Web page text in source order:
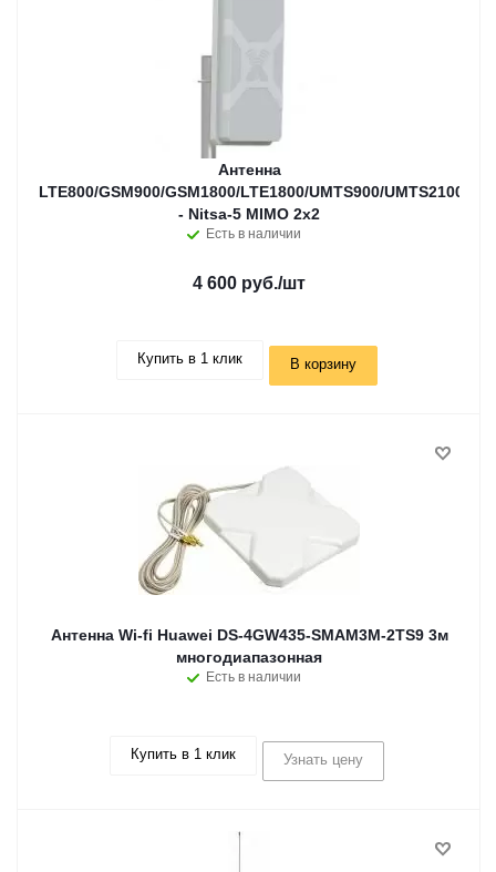
Антенна
LTE800/GSM900/GSM1800/LTE1800/UMTS900/UMTS2100/
- Nitsa-5 MIMO 2x2
Есть в наличии
4 600 руб./шт
Купить в 1 клик В корзину
Антенна Wi-fi Huawei DS-4GW435-SMAM3M-2TS9 3м
многодиапазонная
Есть в наличии
Купить в 1 клик Узнать цену